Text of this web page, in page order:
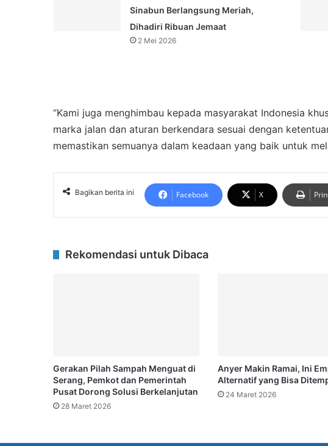
Sinabun Berlangsung Meriah,
Dihadiri Ribuan Jemaat
2 Mei 2026
“Kami juga menghimbau kepada masyarakat Indonesia
marka jalan dan aturan berkendara sesuai dengan
memastikan semuanya dalam keadaan yang baik untuk
Bagikan berita ini Facebook X
Rekomendasi untuk Dibaca
Gerakan Pilah Sampah Menguat di
Serang, Pemkot dan Pemerintah
Pusat Dorong Solusi Berkelanjutan
28 Maret 2026
Anyer Makin Ramai, Ini
Alternatif yang Bisa
24 Maret 2026